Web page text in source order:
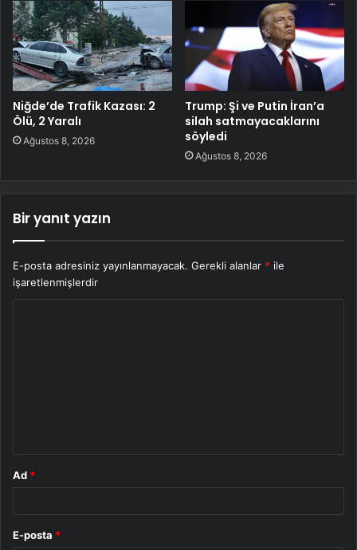
Niğde’de Trafik Kazası: 2
Ölü, 2 Yaralı
Ağustos 8, 2026
Trump: Şi ve Putin İran’a
silah satmayacaklarını
söyledi
Ağustos 8, 2026
Bir yanıt yazın
E-posta adresiniz yayınlanmayacak. Gerekli alanlar * ile
işaretlenmişlerdir
Ad *
E-posta *